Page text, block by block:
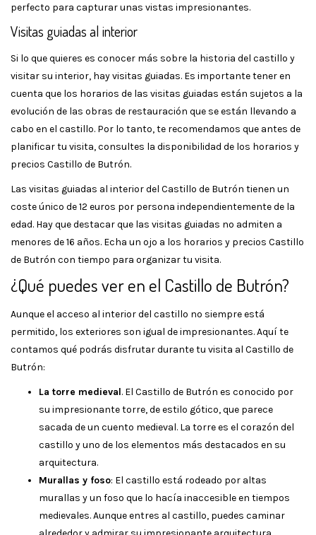
perfecto para capturar unas vistas impresionantes.
Visitas guiadas al interior
Si lo que quieres es conocer más sobre la historia del castillo y
visitar su interior, hay visitas guiadas. Es importante tener en
cuenta que los horarios de las visitas guiadas están sujetos a la
evolución de las obras de restauración que se están llevando a
cabo en el castillo. Por lo tanto, te recomendamos que antes de
planificar tu visita, consultes la disponibilidad de los horarios y
precios Castillo de Butrón.
Las visitas guiadas al interior del Castillo de Butrón tienen un
coste único de 12 euros por persona independientemente de la
edad. Hay que destacar que las visitas guiadas no admiten a
menores de 16 años. Echa un ojo a los horarios y precios Castillo
de Butrón con tiempo para organizar tu visita.
¿Qué puedes ver en el Castillo de Butrón?
Aunque el acceso al interior del castillo no siempre está
permitido, los exteriores son igual de impresionantes. Aquí te
contamos qué podrás disfrutar durante tu visita al Castillo de
Butrón:
La torre medieval. El Castillo de Butrón es conocido por
su impresionante torre, de estilo gótico, que parece
sacada de un cuento medieval. La torre es el corazón del
castillo y uno de los elementos más destacados en su
arquitectura.
Murallas y foso: El castillo está rodeado por altas
murallas y un foso que lo hacía inaccesible en tiempos
medievales. Aunque entres al castillo, puedes caminar